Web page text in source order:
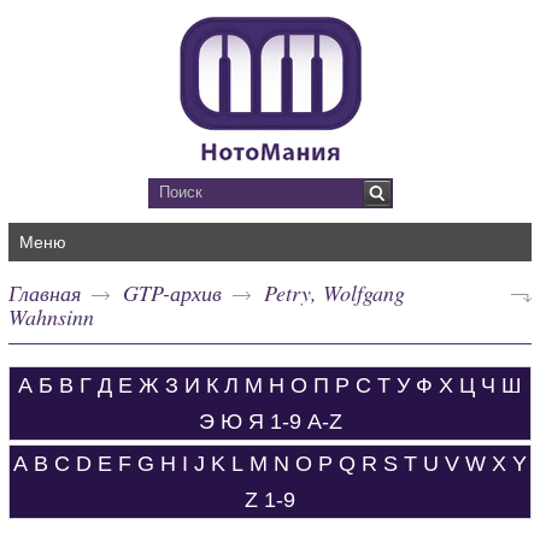
Меню
Главная GTP-архив
Petry, Wolfgang
Wahnsinn
А Б В Г Д Е Ж З И К Л М Н О П Р С Т У Ф Х Ц Ч Ш
Э Ю Я 1-9 A-Z
A B C D E F G H I J K L M N O P Q R S T U V W X Y
Z 1-9